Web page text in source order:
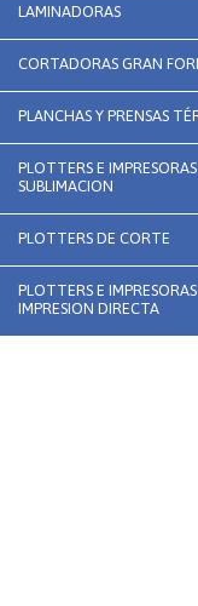
LAMINADORAS
CORTADORAS GRAN
PLANCHAS Y PRENSAS
PLOTTERS E
SUBLIMACION
PLOTTERS DE CORTE
PLOTTERS E
IMPRESION DIRECTA